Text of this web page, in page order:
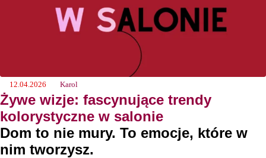
12.04.2026 Karol
Żywe wizje: fascynujące trendy
kolorystyczne w salonie
Dom to nie mury. To emocje, które w
nim tworzysz.